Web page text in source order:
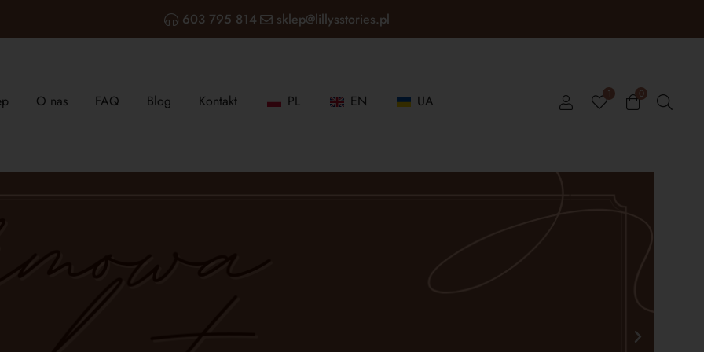
603 795 814 sklep@lillysstories.pl
O nas FAQ Blog Kontakt PL EN UA 1 0